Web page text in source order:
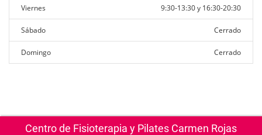
Viernes 9:30-13:30 y 16:30-20:30
Sábado Cerrado
Domingo Cerrado
Centro de Fisioterapia y Pilates Carmen Rojas